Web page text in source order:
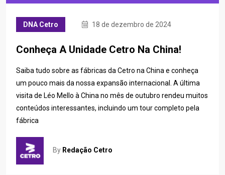
DNA Cetro 18 de dezembro de 2024
Conheça A Unidade Cetro Na China!
Saiba tudo sobre as fábricas da Cetro na China e conheça
um pouco mais da nossa expansão internacional. A última
visita de Léo Mello à China no mês de outubro rendeu muitos
conteúdos interessantes, incluindo um tour completo pela
fábrica
By Redação Cetro